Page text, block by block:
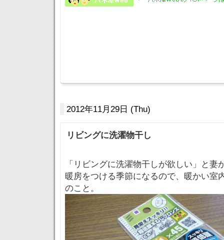
2012年11月29日 (Thu)
リビングに洗濯物干し
「リビングに洗濯物干しが欲しい」と妻
暖房をつける季節になるので、暖かい室
のこと。